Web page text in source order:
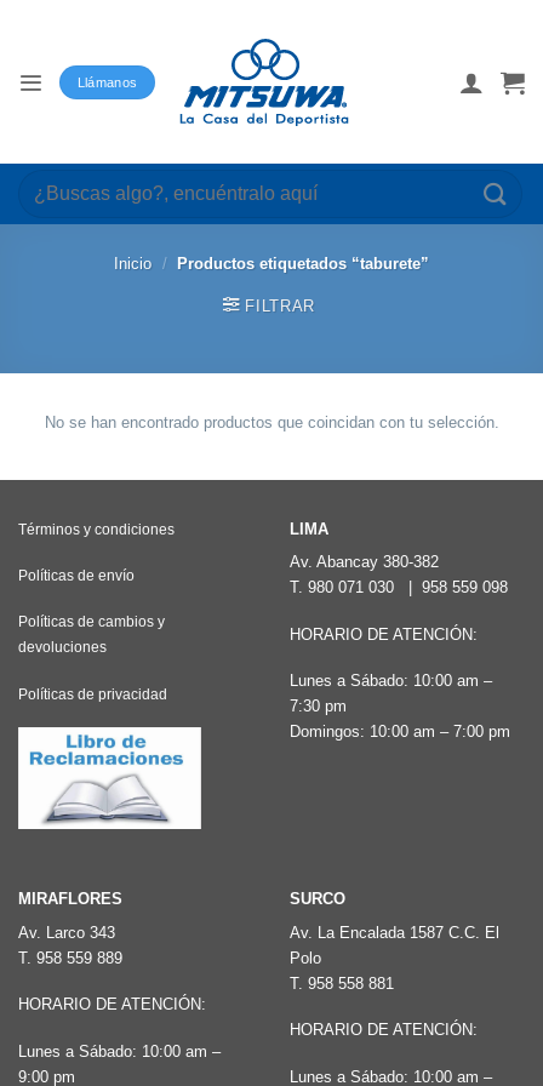
Llámanos
Buscar
por:
Inicio / Productos etiquetados “taburete”
FILTRAR
No se han encontrado productos que coincidan con tu selección.
Términos y condiciones
Políticas de envío
Políticas de cambios y
devoluciones
Políticas de privacidad
LIMA
Av. Abancay 380-382
T. 980 071 030 958 559 098
HORARIO DE ATENCIÓN:
Lunes a Sábado: 10:00 am –
7:30 pm
Domingos: 10:00 am – 7:00 pm
MIRAFLORES
Av. Larco 343
T. 958 559 889
HORARIO DE ATENCIÓN:
Lunes a Sábado: 10:00 am –
9:00 pm
SURCO
Av. La Encalada 1587 C.C. El
Polo
T. 958 558 881
HORARIO DE ATENCIÓN:
Lunes a Sábado: 10:00 am –